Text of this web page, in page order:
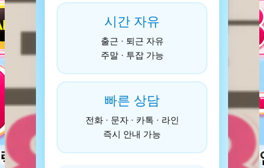
시간 자유
출근 · 퇴근 자유
주말 · 투잡 가능
빠른 상담
전화 · 문자 · 카톡 · 라인
즉시 안내 가능